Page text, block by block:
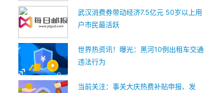
武汉消费券带动经济7.5亿元 50岁以上用
户市民最活跃
世界热资讯！曝光：黑河10例出租车交通
违法行为
当前关注：事关大庆热费补贴申报、发